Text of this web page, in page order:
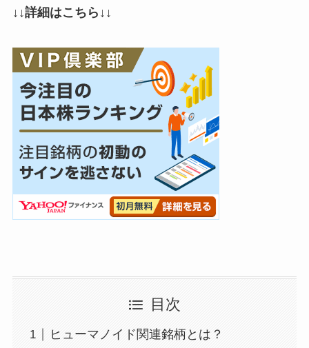
↓↓詳細はこちら↓↓
目次
ヒューマノイド関連銘柄とは？